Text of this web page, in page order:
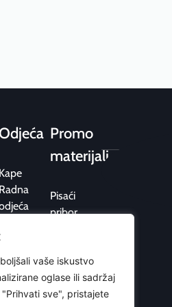
vaše iskustvo
oglase ili sadržaj
sve", pristajete
Kape
Radna
Sport
Flis
Jakne i
Promo
materijali
Pisaći
pribor
Kišobrani
Hobi i
slobodno
+385 (0)